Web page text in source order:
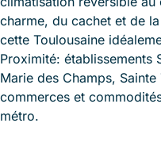
charme, du cachet et de
cette Toulousaine
Proximité: établissements
Marie des Champs, Sainte
commerces et
métro.